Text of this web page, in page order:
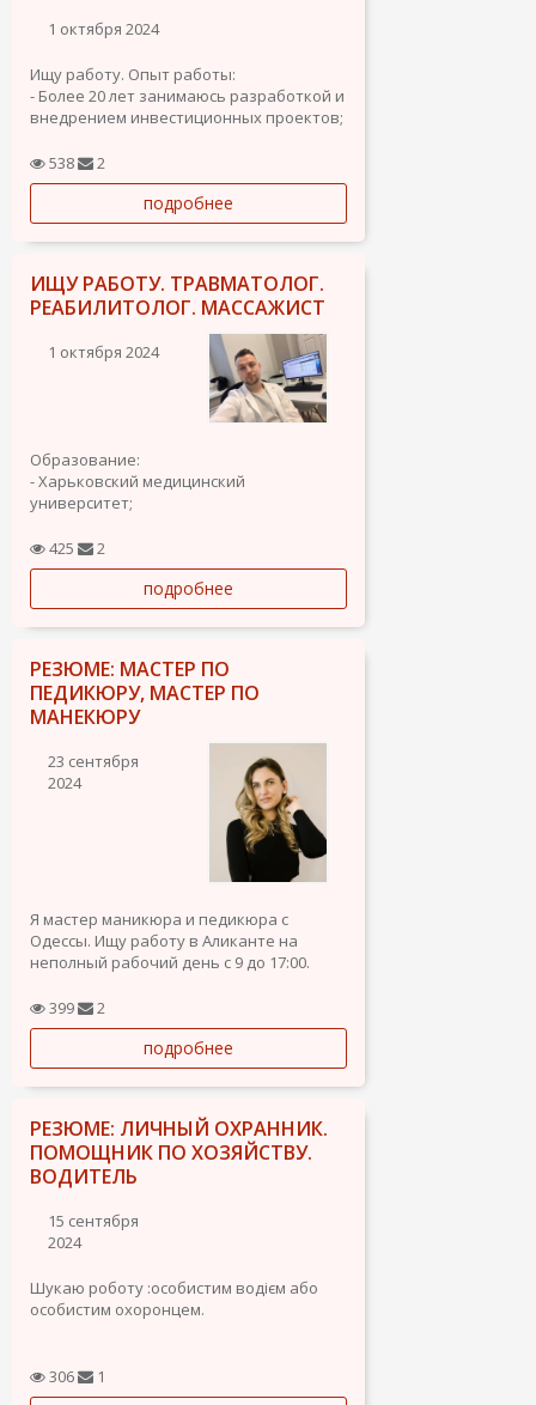
1 октября 2024
Ищу работу. Опыт работы:
- Более 20 лет занимаюсь разработкой и
внедрением инвестиционных проектов;
- Имею опыт работы с клиентами,
заключение договоров, проведение
- Владею этикой...
538 2
подробнее
ИЩУ РАБОТУ. ТРАВМАТОЛОГ.
РЕАБИЛИТОЛОГ. МАССАЖИСТ
1 октября 2024
Образование:
- Харьковский медицинский
университет;
- Интернатура по специальности
"ортопедия и травматология" (2018);
- Врач радиолог (2019).
Опыт работы:
Хелм», Харьков, Украина Врач-ортопед
(2018 - 2022);
-...
425 2
подробнее
РЕЗЮМЕ: МАСТЕР ПО
ПЕДИКЮРУ, МАСТЕР ПО
МАНЕКЮРУ
23 сентября
2024
Я мастер маникюра и педикюра с
Одессы. Ищу работу в Аликанте на
неполный рабочий день с 9 до 17:00.
399
2
подробнее
РЕЗЮМЕ: ЛИЧНЫЙ ОХРАННИК.
ПОМОЩНИК ПО ХОЗЯЙСТВУ.
ВОДИТЕЛЬ
15 сентября
2024
Шукаю роботу :особистим водієм або
особистим охоронцем.
Вавриньчук Ярослав.
306 1